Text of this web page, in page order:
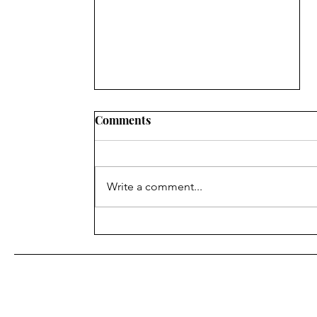
શિક્ષણ ખાતાના વહીવટી સ્ટાફના
Comments
Write a comment...